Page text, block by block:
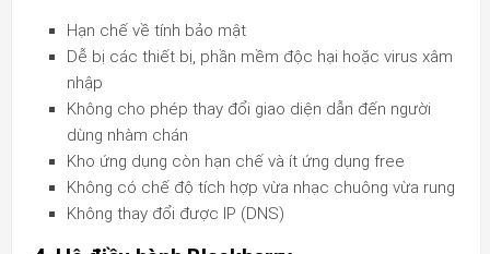
Hạn chế về tính bảo mật
Dễ bị các thiết bị, phần mềm độc hại hoặc virus xâm
nhập
Không cho phép thay đổi giao diện dẫn đến người
dùng nhàm chán
Kho ứng dụng còn hạn chế và ít ứng dụng free
Không có chế độ tích hợp vừa nhạc chuông vừa rung
Không thay đổi được IP (DNS)